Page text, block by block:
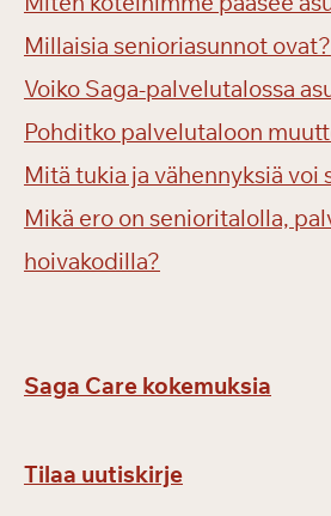
Millaisia senioriasunnot ovat?
Voiko Saga-palvelutalossa
Pohditko palvelutaloon
Mitä tukia ja vähennyksiä voi
Mikä ero on senioritalolla,
hoivakodilla?
Saga Care kokemuksia
Tilaa uutiskirje